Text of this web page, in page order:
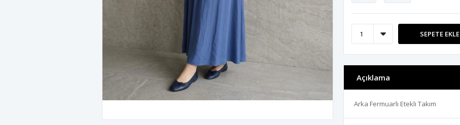
SEPETE EKLE
Açıklama
Arka Fermuarlı Etekli Takım